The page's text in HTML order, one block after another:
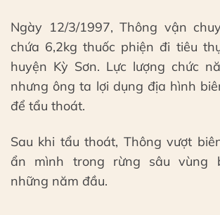
Ngày 12/3/1997, Thông vận
chứa 6,2kg thuốc phiện đi tiêu
huyện Kỳ Sơn. Lực lượng chức
nhưng ông ta lợi dụng địa hình
để tẩu thoát.
Sau khi tẩu thoát, Thông vượt
ẩn mình trong rừng sâu vùng
những năm đầu.